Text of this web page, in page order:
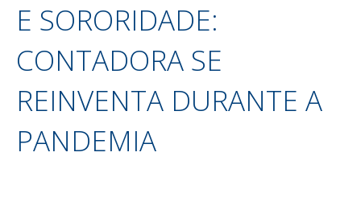
E SORORIDADE:
CONTADORA SE
REINVENTA DURANTE A
PANDEMIA